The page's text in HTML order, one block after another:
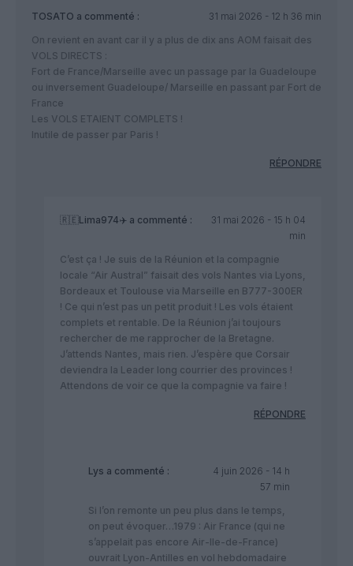
TOSATO a commenté :
31 mai 2026 - 12 h 36 min
On revient en avant car il y a plus de dix ans AOM faisait des
VOLS DIRECTS :
Fort de France/Marseille avec un passage par la Guadeloupe
ou inversement Guadeloupe/ Marseille en passant par Fort de
France
Les VOLS ETAIENT COMPLETS !
Inutile de passer par Paris !
RÉPONDRE
🇷🇪Lima974✈️ a commenté :
31 mai 2026 - 15 h 04
min
C’est ça ! Je suis de la Réunion et la compagnie
locale “Air Austral” faisait des vols Nantes via Lyons,
Bordeaux et Toulouse via Marseille en B777-300ER
! Ce qui n’est pas un petit produit ! Les vols étaient
complets et rentable. De la Réunion j’ai toujours
rechercher de me rapprocher de la Bretagne.
J’attends Nantes, mais rien. J’espère que Corsair
deviendra la Leader long courrier des provinces !
Attendons de voir ce que la compagnie va faire !
RÉPONDRE
Lys a commenté :
4 juin 2026 - 14 h
57 min
Si l’on remonte un peu plus dans le temps,
on peut évoquer…1979 : Air France (qui ne
s’appelait pas encore Air-Ile-de-France)
ouvrait Lyon-Antilles en vol hebdomadaire